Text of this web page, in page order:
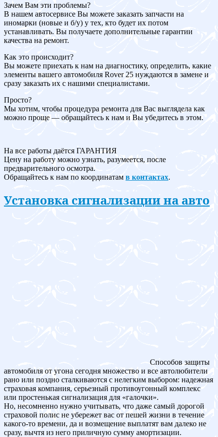
Зачем Вам эти проблемы?
В нашем автосервисе Вы можете заказать запчасти на
иномарки (новые и б/у) у тех, кто будет их потом
устанавливать. Вы получаете дополнительные гарантии
качества на ремонт.
Как это происходит?
Вы можете приехать к нам на диагностику, определить, какие
элементы вашего автомобиля Rover 25 нуждаются в замене и
сразу заказать их с нашими специалистами.
Просто?
Мы хотим, чтобы процедура ремонта для Вас выглядела как
можно проще — обращайтесь к нам и Вы убедитесь в этом.
На все работы даётся ГАРАНТИЯ
Цену на работу можно узнать, разумеется, после
предварительного осмотра.
Обращайтесь к нам по координатам в контактах.
Установка сигнализации на авто
Способов защиты
автомобиля от угона сегодня множество и все автолюбители
рано или поздно сталкиваются с нелегким выбором: надежная
страховая компания, серьезный противоугонный комплекс
или простенькая сигнализация для «галочки».
Но, несомненно нужно учитывать, что даже самый дорогой
страховой полис не убережет вас от пешей жизни в течение
какого-то времени, да и возмещение выплатят вам далеко не
сразу, вычтя из него приличную сумму амортизации.